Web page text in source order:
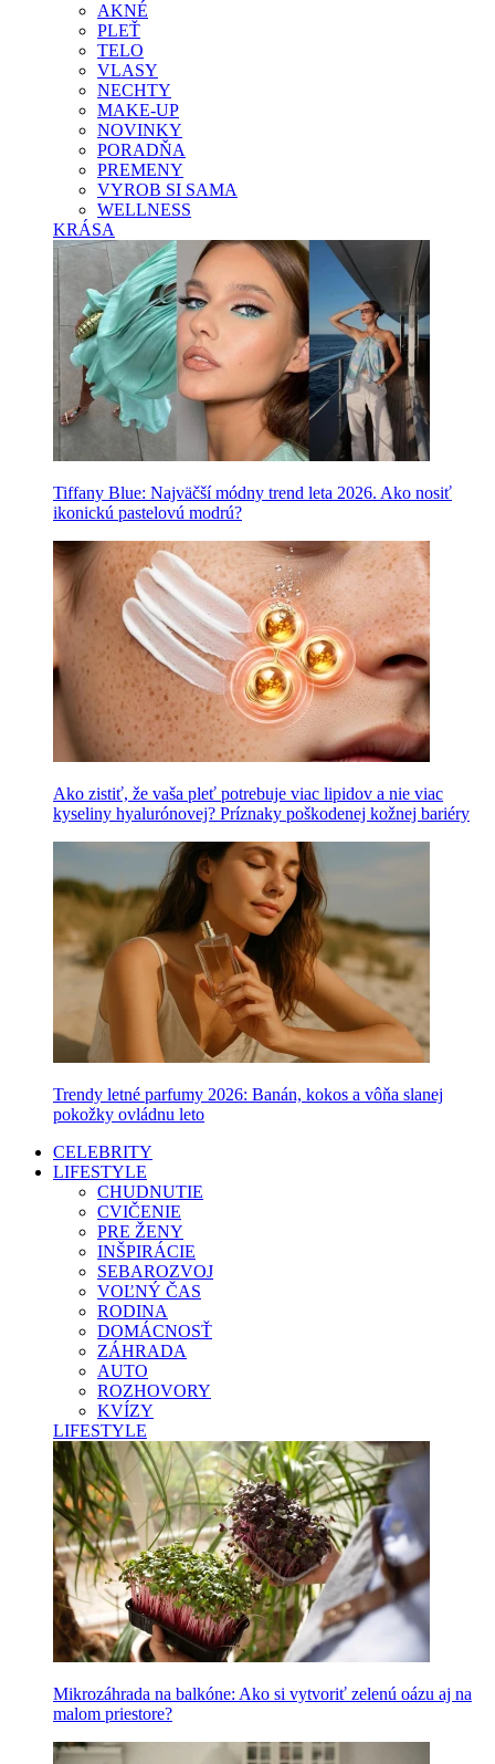
AKNÉ
PLEŤ
TELO
VLASY
NECHTY
MAKE-UP
NOVINKY
PORADŇA
PREMENY
VYROB SI SAMA
WELLNESS
KRÁSA
Tiffany Blue: Najväčší módny trend leta 2026. Ako nosiť
ikonickú pastelovú modrú?
Ako zistiť, že vaša pleť potrebuje viac lipidov a nie viac
kyseliny hyalurónovej? Príznaky poškodenej kožnej bariéry
Trendy letné parfumy 2026: Banán, kokos a vôňa slanej
pokožky ovládnu leto
CELEBRITY
LIFESTYLE
CHUDNUTIE
CVIČENIE
PRE ŽENY
INŠPIRÁCIE
SEBAROZVOJ
VOĽNÝ ČAS
RODINA
DOMÁCNOSŤ
ZÁHRADA
AUTO
ROZHOVORY
KVÍZY
LIFESTYLE
Mikrozáhrada na balkóne: Ako si vytvoriť zelenú oázu aj na
malom priestore?